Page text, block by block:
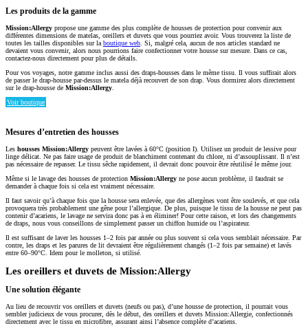
Les produits de la gamme
Mission:Allergy propose une gamme des plus complète de housses de protection pour convenir aux
différentes dimensions de matelas, oreillers et duvets que vous pourriez avoir. Vous trouverez la liste de
toutes les tailles disponibles sur la boutique web . Si, malgré cela, aucun de nos articles standard ne
devaient vous convenir, alors nous pourrions faire confectionner votre housse sur mesure. Dans ce cas,
contactez-nous directement pour plus de détails.
Pour vos voyages, notre gamme inclus aussi des draps-housses dans le même tissu. Il vous suffirait alors
de passer le drap-housse par-dessus le matela déjà recouvert de son drap. Vous dormirez alors directement
sur le drap-housse de Mission:Allergy
Voir boutique
Mesures d’entretien des housses
Les housses Mission:Allergy peuvent être lavées à 60°C (position I). Utilisez un produit de lessive pour
linge délicat. Ne pas faire usage de produit de blanchiment contenant du chlore, ni d’assouplissant. Il n’est
pas nécessaire de repasser. Le tissu sêche rapidement, il devrait donc pouvoir être réutilisé le même jour.
Même si le lavage des housses de protection Mission:Allergy ne pose aucun problème, il faudrait se
demander à chaque fois si cela est vraiment nécessaire.
Il faut savoir qu’à chaque fois que la housse sera enlevée, que des allergènes vont être soulevés, et que cela
provoquera très probablement une gêne pour l’allergique. De plus, puisque le tissu de la housse ne peut pas
contenir d’acariens, le lavage ne servira donc pas à en éliminer! Pour cette raison, et lors des changements
de draps, nous vous conseillons de simplement passer un chiffon humide ou l’aspirateur.
Il est suffisant de laver les housses 1–2 fois par année ou plus souvent si cela vous semblait nécessaire. Par
contre, les draps et les parures de lit devraient être régulièrement changés (1–2 fois par semaine) et lavés
entre 60–90°C. Idem pour le molleton, si utilisé.
Les oreillers et duvets de Mission:Allergy
Une solution élégante
Au lieu de recouvrir vos oreillers et duvets (neufs ou pas), d’une housse de protection, il pourrait vous
sembler judicieux de vous procurer, dès le début, des oreillers et duvets Mission:Allergie, confectionnés
directement avec le tissu en microfibre, assurant ainsi l’absence complète d’acariens.